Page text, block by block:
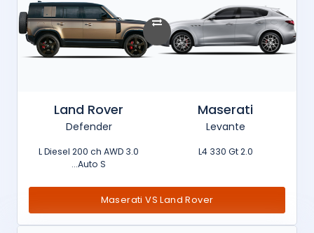
Maserati
Levante
2.0 L4 330 Gt
Land Rover
Defender
3.0 L Diesel 200 ch AWD
Auto S...
Maserati VS Land Rover